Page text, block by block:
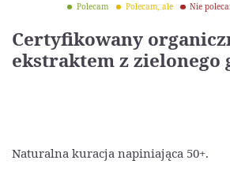
Certyfikowany
ekstraktem z zielonego
Polecam Polecam, ale Nie
Naturalna kuracja napiniająca 50+.